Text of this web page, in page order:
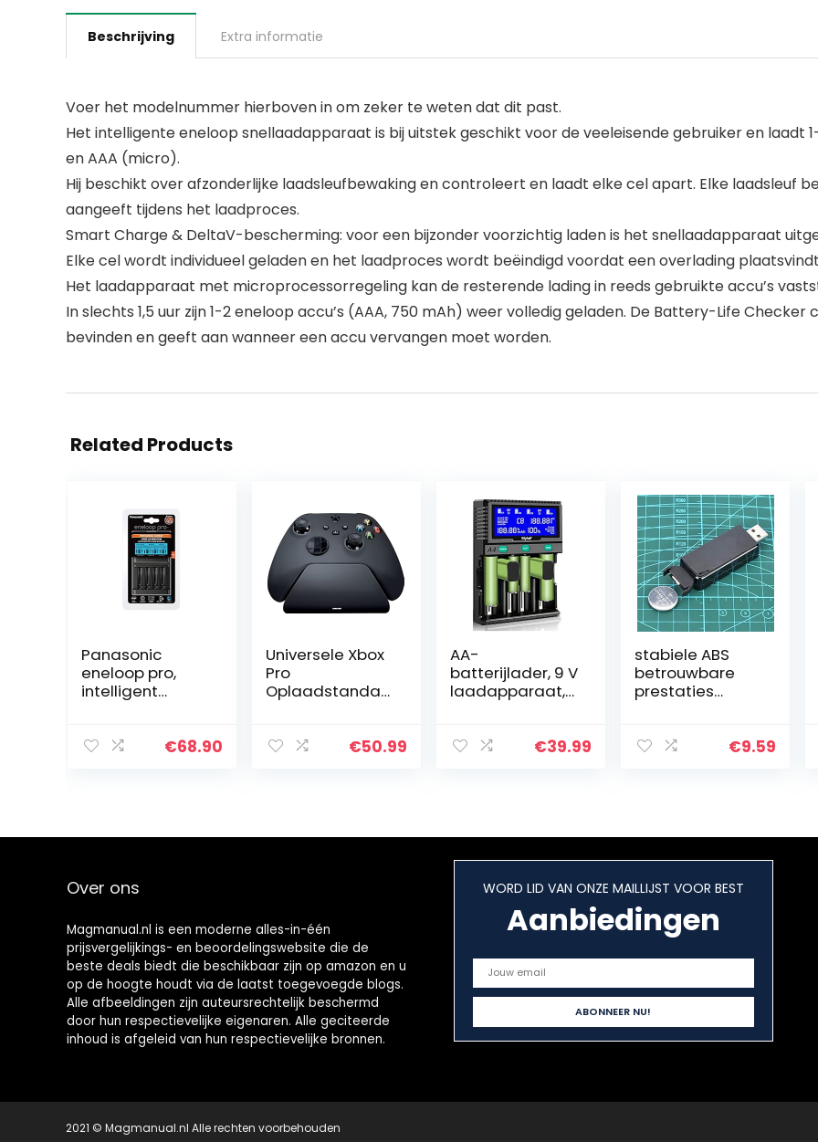
Beschrijving Extra informatie
Voer het modelnummer hierboven in om zeker te weten dat dit past.
Het intelligente eneloop snellaadapparaat is bij uitstek geschikt voor de veeleisende gebruiker en laadt
en AAA (micro).
Hij beschikt over afzonderlijke laadsleufbewaking en controleert en laadt elke cel apart. Elke laadsleuf
aangeeft tijdens het laadproces.
Smart Charge & DeltaV-bescherming: voor een bijzonder voorzichtig laden is het snellaadapparaat
Elke cel wordt individueel geladen en het laadproces wordt beëindigd voordat een overlading
Het laadapparaat met microprocessorregeling kan de resterende lading in reeds gebruikte accu’s
In slechts 1,5 uur zijn 1-2 eneloop accu’s (AAA, 750 mAh) weer volledig geladen. De Battery-Life
bevinden en geeft aan wanneer een accu vervangen moet worden.
Related Products
Panasonic
eneloop pro,
intelligent
display, voor 1-4
€68.90
Universele Xbox
Pro
Oplaadstandaa
€50.99
AA-
batterijlader, 9 V
laadapparaat,
batterijlader,
€39.99
stabiele ABS
betrouwbare
prestaties
Knoopbatterijla
€9.59
Over ons
Magmanual.nl is een moderne alles-in-één
prijsvergelijkings- en beoordelingswebsite die de
beste deals biedt die beschikbaar zijn op amazon en u
op de hoogte houdt via de laatst toegevoegde blogs.
Alle afbeeldingen zijn auteursrechtelijk beschermd
door hun respectievelijke eigenaren. Alle geciteerde
inhoud is afgeleid van hun respectievelijke bronnen.
WORD LID VAN ONZE MAILLIJST VOOR BEST
Aanbiedingen
2021 © Magmanual.nl Alle rechten voorbehouden